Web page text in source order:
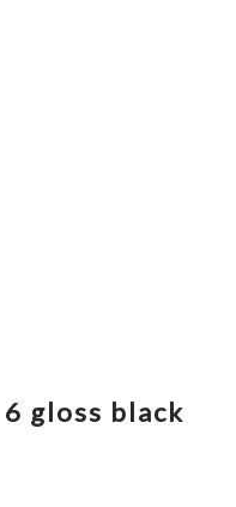
gloss black